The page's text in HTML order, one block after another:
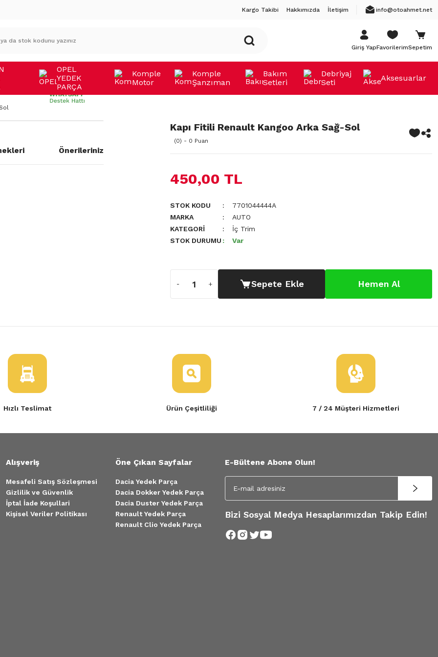
Kargo Takibi Hakkımızda İletişim info@otoahmet.net
Giriş YapFavorilerimSepetim
OPEL
YEDEK
PARÇA
Komple
Motor
Komple
Şanzıman
Bakım
Setleri
Debriyaj
Seti
Aksesuarlar
Önerileriniz
Kapı Fitili Renault Kangoo Arka Sağ-Sol
(0) - 0 Puan
450,00 TL
STOK KODU
7701044444A
MARKA
AUTO
KATEGORI
İç Trim
STOK DURUMU
Var
Sepete Ekle Hemen Al
Hızlı Teslimat Ürün Çeşitliliği 7 / 24 Müşteri Hizmetleri
Alışveriş
Mesafeli Satış Sözleşmesi
Gizlilik ve Güvenlik
İptal İade Koşullari
Kişisel Veriler Politikası
Öne Çıkan Sayfalar
Dacia Yedek Parça
Dacia Dokker Yedek Parça
Dacia Duster Yedek Parça
Renault Yedek Parça
Renault Clio Yedek Parça
E-Bültene Abone Olun!
Bizi Sosyal Medya Hesaplarımızdan Takip Edin!